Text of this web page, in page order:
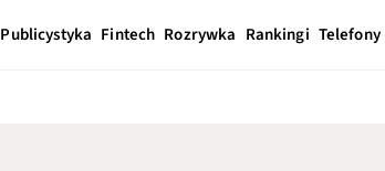
Publicystyka Fintech Rozrywka Rankingi Telefony